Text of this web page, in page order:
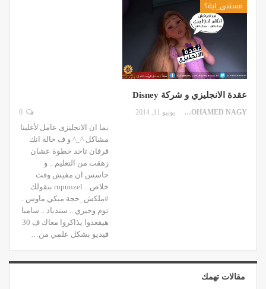
مستني_اية؟
عقدة الانجليزي و شركة Disney
MOHAMED NAGY يونيو 11, 2014
بما ان الانجليزى عامل لأغلبنا
مشاكل ^_^ و ف حالة انك
قرفان تاخد خطوة عشان
زهقت من التعليم .. و
حاسس ان مفيش وقت
خلاص .. rupunzel بتقولك
#ملكش_حجة ميكي ماوس ..
توم وجيري .. سندباد .. سامبا
هيقعدوا يذاكروا معاك ف 30
فيديو بشكل علمي من…
مقالات تهمك